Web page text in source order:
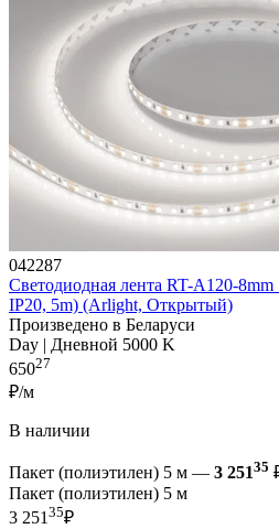
042287
Светодиодная лента RT-A120-
IP20, 5m) (Arlight, Открытый)
Произведено в Беларуси
Day | Дневной 5000 K
65027
₽/м
В наличии
Пакет (полиэтилен) 5 м — 3 25135
Пакет (полиэтилен) 5 м
3 25135₽